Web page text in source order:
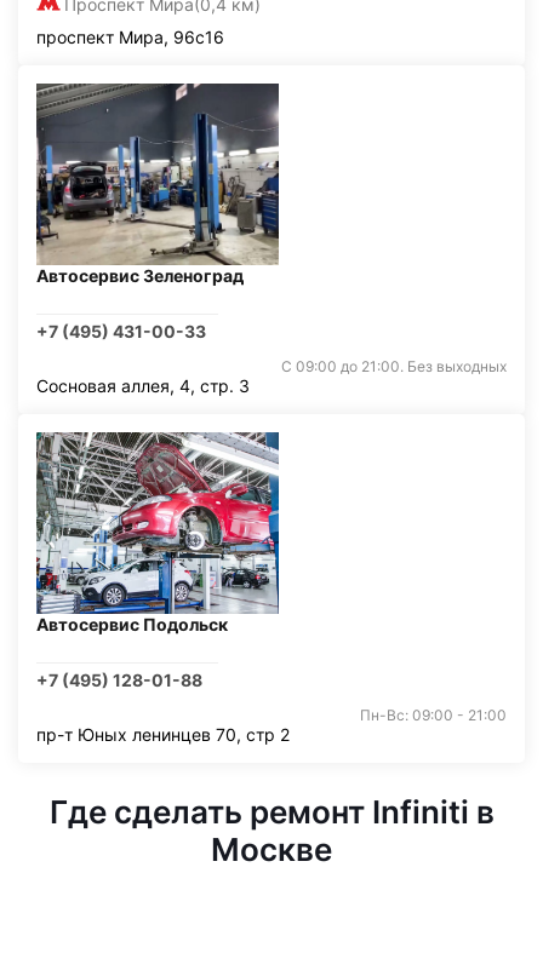
Проспект Мира(0,4 км)
проспект Мира, 96с16
Автосервис Зеленоград
+7 (495) 431-00-33
С 09:00 до 21:00. Без выходных
Сосновая аллея, 4, стр. 3
Автосервис Подольск
+7 (495) 128-01-88
Пн-Вс: 09:00 - 21:00
пр-т Юных ленинцев 70, стр 2
Где сделать ремонт Infiniti в
Москве